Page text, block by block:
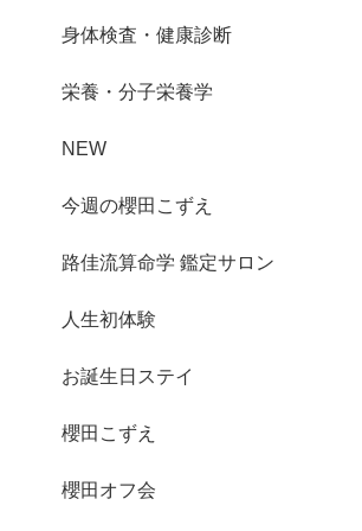
身体検査・健康診断
栄養・分子栄養学
NEW
今週の櫻田こずえ
路佳流算命学 鑑定サロン
人生初体験
お誕生日ステイ
櫻田こずえ
櫻田オフ会